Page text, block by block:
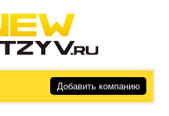
Добавить компанию